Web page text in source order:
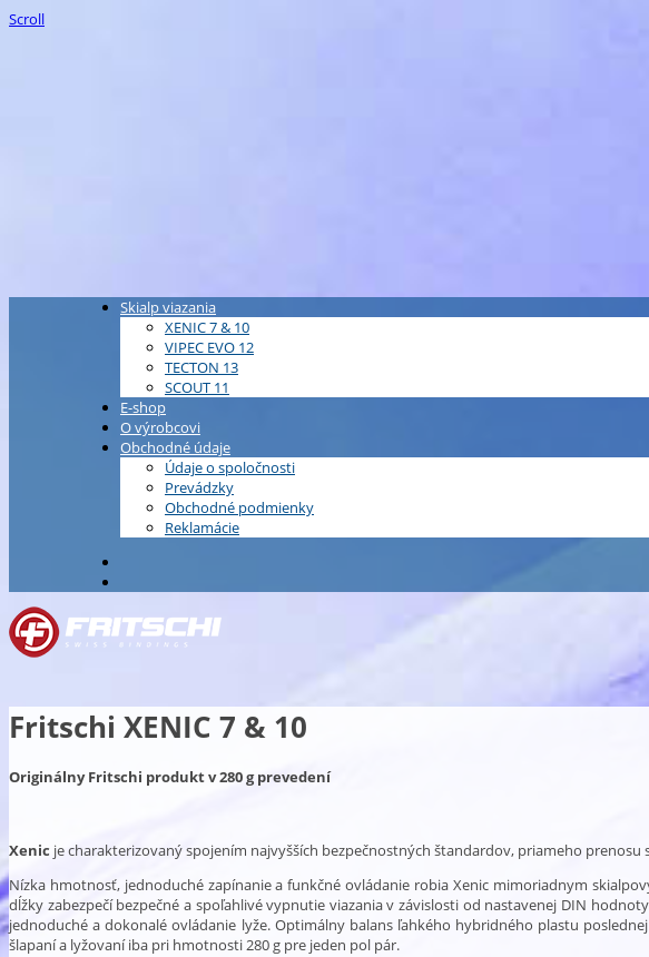
Scroll
Skialp viazania
XENIC 7 & 10
VIPEC EVO 12
TECTON 13
SCOUT 11
E-shop
O výrobcovi
Obchodné údaje
Údaje o spoločnosti
Prevádzky
Obchodné podmienky
Reklamácie
Fritschi XENIC 7 & 10
Originálny Fritschi produkt v 280 g prevedení
Xenic je charakterizovaný spojením najvyšších bezpečnostných štandardov, priameho
Nízka hmotnosť, jednoduché zapínanie a funkčné ovládanie robia Xenic mimoriadnym
dĺžky zabezpečí bezpečné a spoľahlivé vypnutie viazania v závislosti od nastavenej DIN
jednoduché a dokonalé ovládanie lyže. Optimálny balans ľahkého hybridného plastu
šlapaní a lyžovaní iba pri hmotnosti 280 g pre jeden pol pár.